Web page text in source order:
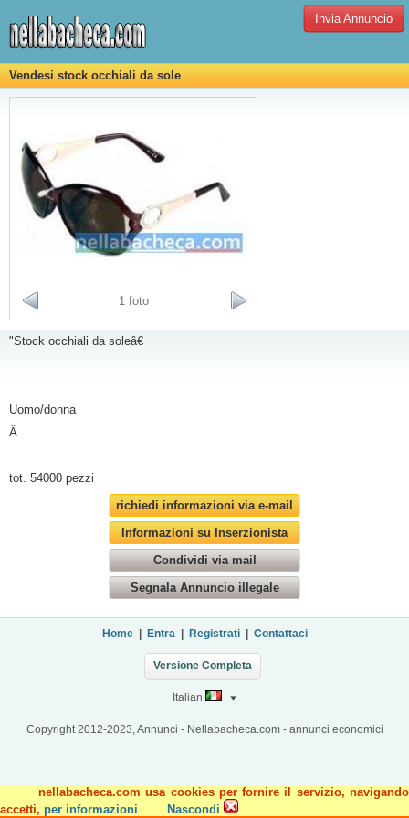
nellabacheca.com usa cookies per fornire il servizio, navigando
accetti, per informazioni Nascondi
Invia Annuncio
Vendesi stock occhiali da sole
1 foto
"Stock occhiali da soleâ€
Uomo/donna
Â
tot. 54000 pezzi
richiedi informazioni via e-mail
Informazioni su Inserzionista
Condividi via mail
Segnala Annuncio illegale
Home| Entra Registrati| Contattaci
Versione Completa
Italian
Copyright 2012-2023, Annunci - Nellabacheca.com - annunci economici